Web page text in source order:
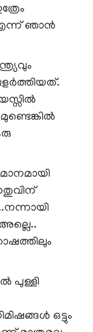
എന്ന് ഞാൻ
പുള്ളി
ഒട്ടും